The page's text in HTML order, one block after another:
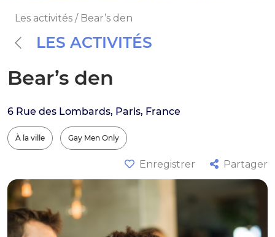
Les activités / Bear’s den
LES ACTIVITÉS
Bear’s den
6 Rue des Lombards, Paris, France
À la ville Gay Men Only
Enregistrer Partager